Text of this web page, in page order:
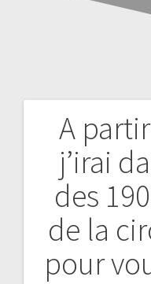
A
j’irai
des
de la
pour